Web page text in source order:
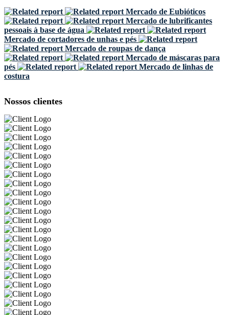
Mercado de Eubióticos
Mercado de lubrificantes
pessoais à base de água
Mercado de cortadores de unhas e pés
Mercado de roupas de dança
Mercado de máscaras para
pés
Mercado de linhas de
costura
Nossos clientes